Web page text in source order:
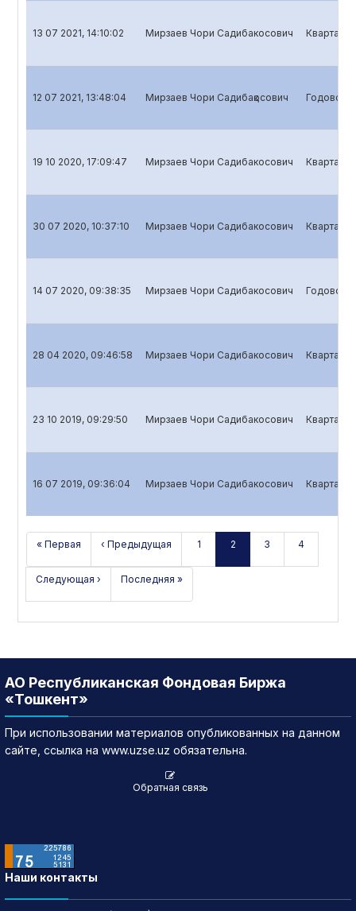
13 07 2021, 14:10:02 Мирзаев Чори Садибакосович
12 07 2021, 13:48:04 Мирзаев Чори Садибақoсович Годовой
19 10 2020, 17:09:47 Мирзаев Чори Садибакосович
30 07 2020, 10:37:10 Мирзаев Чори Садибакосович
14 07 2020, 09:38:35 Мирзаев Чори Садибакосович Годовой
28 04 2020, 09:46:58 Мирзаев Чори Садибакосович
23 10 2019, 09:29:50 Мирзаев Чори Садибакосович
16 07 2019, 09:36:04 Мирзаев Чори Садибакосович
« Первая ‹ Предыдущая 1 2 3 4
Следующая › Последняя »
АО Республиканская Фондовая Биржа
«Тошкент»
При использовании материалов опубликованных на данном
сайте, ссылка на www.uzse.uz обязательна.
Обратная связь
Наши контакты